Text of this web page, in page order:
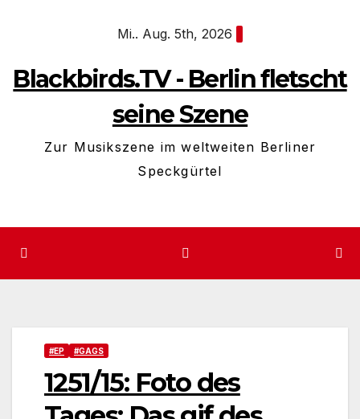
Mi.. Aug. 5th, 2026
Blackbirds.TV - Berlin fletscht
seine Szene
Zur Musikszene im weltweiten Berliner
Speckgürtel
#EP #GAGS
1251/15: Foto des